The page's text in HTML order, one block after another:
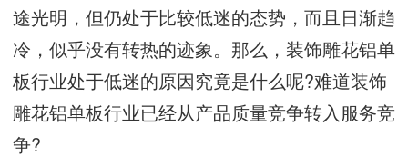
途光明，但仍处于比较低迷的态势，而且日渐趋
冷，似乎没有转热的迹象。那么，装饰雕花铝单
板行业处于低迷的原因究竟是什么呢?难道装饰
雕花铝单板行业已经从产品质量竞争转入服务竞
争?